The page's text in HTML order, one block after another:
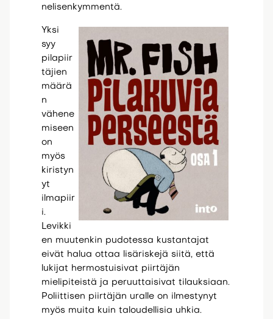
nelisenkymmentä.
Yksi
syy
pilapiir
täjien
määrä
n
vähene
miseen
on
myös
kiristyn
yt
ilmapiir
i.
Levikki
en muutenkin pudotessa kustantajat
eivät halua ottaa lisäriskejä siitä, että
lukijat hermostuisivat piirtäjän
mielipiteistä ja peruuttaisivat tilauksiaan.
Poliittisen piirtäjän uralle on ilmestynyt
myös muita kuin taloudellisia uhkia.